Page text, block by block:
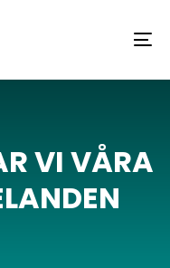
VI VÅRA